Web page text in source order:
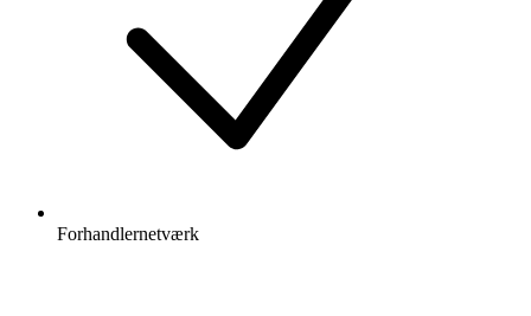
Forhandlernetværk